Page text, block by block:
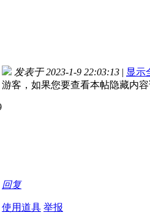
发表于 2023-1-9 22:03:13 | 显示
游客，如果您要查看本帖隐藏内
回复
使用道具 举报